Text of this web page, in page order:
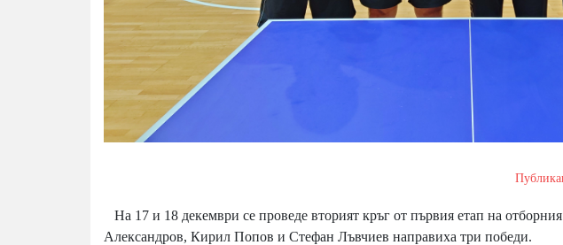
На 17 и 18 декември се проведе вторият кръг от първия етап на
Александров, Кирил Попов и Стефан Лъвчиев направиха три победи.